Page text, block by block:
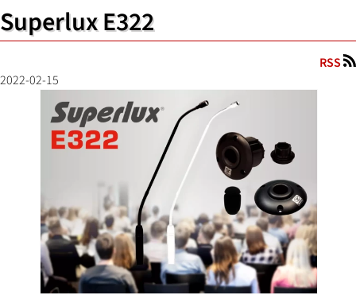
Superlux E322
RSS
2022-02-15